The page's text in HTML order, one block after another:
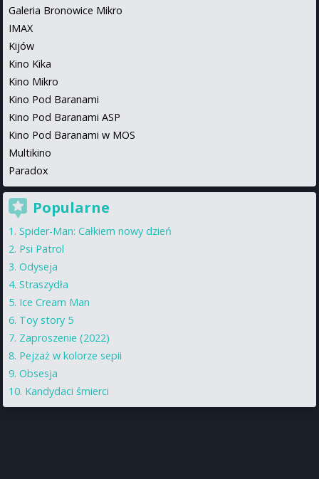
Galeria Bronowice Mikro
IMAX
Kijów
Kino Kika
Kino Mikro
Kino Pod Baranami
Kino Pod Baranami ASP
Kino Pod Baranami w MOS
Multikino
Paradox
Popularne
Spider-Man: Całkiem nowy dzień
Psi Patrol
Odyseja
Straszydła
Ice Cream Man
Toy story 5
Zaproszenie (2022)
Pejzaż w kolorze sepii
Obsesja
Kandydaci śmierci